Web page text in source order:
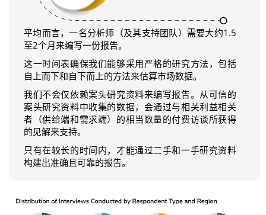
平均而言，一名分析师（及其支持团队）需要大约1.5
至2个月来编写一份报告。
这一时间表确保我们能够采用严格的研究方法，包括
自上而下和自下而上的方法来估算市场数据。
我们不会仅依赖案头研究资料来编写报告。从可信的
案头研究资料中收集的数据，会通过与相关利益相关
者（供给端和需求端）的相当数量的付费访谈所获得
的见解来支持。
只有在较长的时间内，才能通过二手和一手研究资料
构建出准确且可靠的报告。